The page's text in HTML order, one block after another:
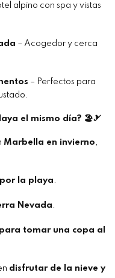
alpino con spa y vistas
– Acogedor y cerca
– Perfectos para
el mismo día? 🏖🎿
Marbella en invierno
la playa
Nevada
tomar una copa al
disfrutar de la nieve y